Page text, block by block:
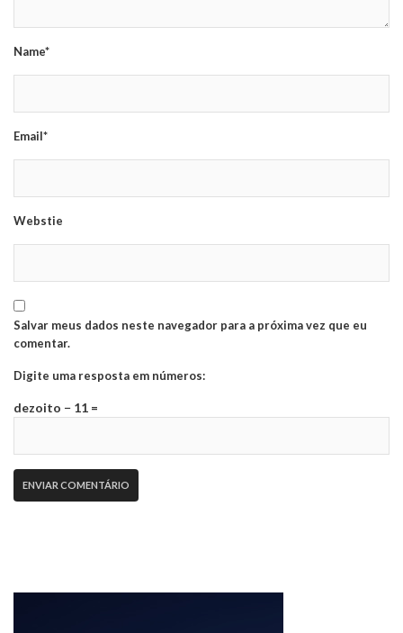
Name*
Email*
Webstie
Salvar meus dados neste navegador para a próxima vez que eu
comentar.
Digite uma resposta em números:
dezoito − 11 =